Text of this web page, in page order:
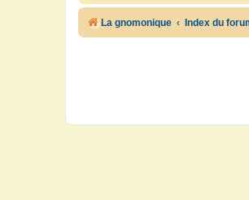
La gnomonique Index du